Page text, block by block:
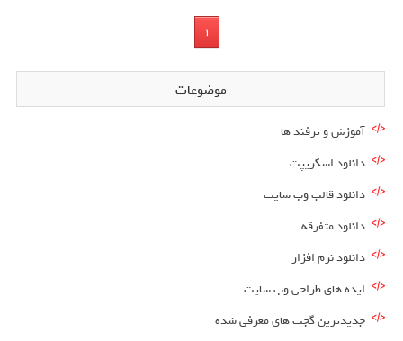
1
موضوعات
آموزش و ترفند ها
دانلود اسکریپت
دانلود قالب وب سایت
دانلود متفرقه
دانلود نرم افزار
ایده های طراحی وب سایت
جدیدترین گجت های معرفی شده